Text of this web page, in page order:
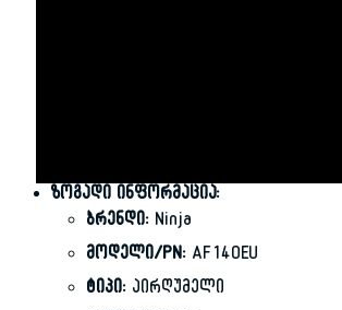
ზოგადი ინფორმაცია:
ბრენდი:Ninja
მოდელი/PN:AF140EU
ტიპი:აირღუმელი